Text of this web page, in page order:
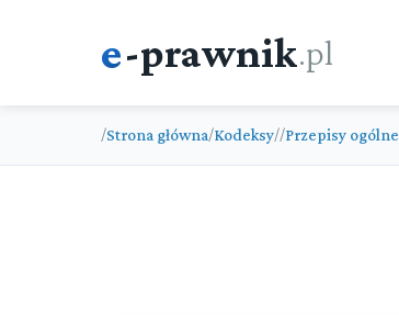
e-prawnik.pl
/Strona główna/Kodeksy//Przepisy ogólne